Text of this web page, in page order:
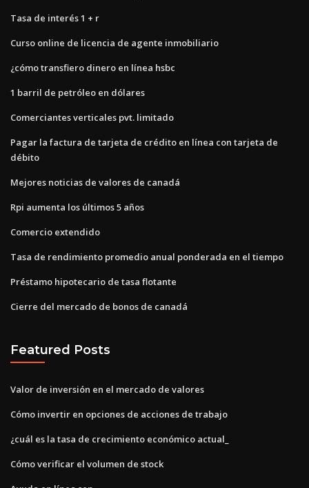
Tasa de interés 1 + r
Curso online de licencia de agente inmobiliario
¿cómo transfiero dinero en línea hsbc
1 barril de petróleo en dólares
Comerciantes verticales pvt. limitado
Pagar la factura de tarjeta de crédito en línea con tarjeta de
débito
Mejores noticias de valores de canadá
Rpi aumenta los últimos 5 años
Comercio extendido
Tasa de rendimiento promedio anual ponderada en el tiempo
Préstamo hipotecario de tasa flotante
Cierre del mercado de bonos de canadá
Featured Posts
Valor de inversión en el mercado de valores
Cómo invertir en opciones de acciones de trabajo
¿cuál es la tasa de crecimiento económico actual_
Cómo verificar el volumen de stock